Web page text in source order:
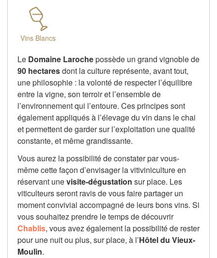
Vins Blancs
Le Domaine Larochepossède un grand vignoble de
90 hectaresdont la culture représente, avant tout,
une philosophie : la volonté de respecter l’équilibre
entre la vigne, son terroir et l’ensemble de
l’environnement qui l’entoure. Ces principes sont
également appliqués à l’élevage du vin dans le chai
et permettent de garder sur l’exploitation une qualité
constante, et même grandissante.
Vous aurez la possibilité de constater par vous-
même cette façon d’envisager la vitiviniculture en
réservant unevisite-dégustation sur place. Les
viticulteurs seront ravis de vous faire partager un
moment convivial accompagné de leurs bons vins. Si
vous souhaitez prendre le temps de découvrir
Chablis, vous avez également la possibilité de rester
pour une nuit ou plus, sur place, à l’Hôtel du Vieux-
Moulin.